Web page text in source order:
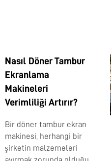
Nasıl Döner Tambur
Ekranlama
Makineleri
Verimliliği Artırır?
Bir döner tambur ekran
makinesi, herhangi bir
şirketin malzemeleri